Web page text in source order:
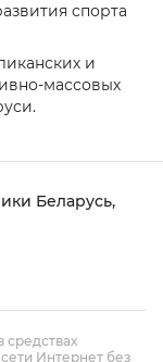
спорта
и
массовых
Беларусь,
средствах
Интернет без